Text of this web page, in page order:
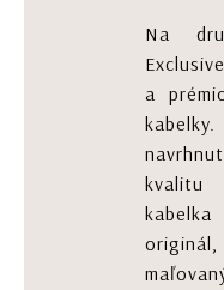
Na
a
kvalitu